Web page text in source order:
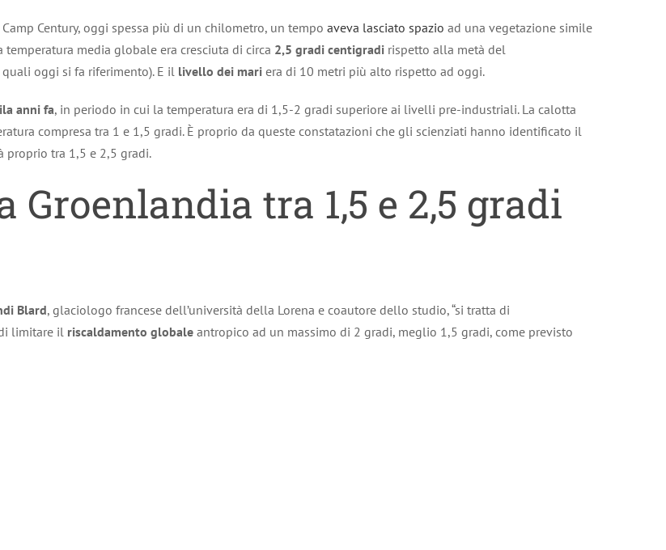
Century, oggi spessa più di un chilometro, un tempo aveva lasciato spazio ad una vegetazione simile
temperatura media globale era cresciuta di circa 2,5 gradi centigradi rispetto alla metà del
oggi si fa riferimento). E il livello dei mari era di 10 metri più alto rispetto ad oggi.
anni fa, in periodo in cui la temperatura era di 1,5-2 gradi superiore ai livelli pre-industriali. La calotta
compresa tra 1 e 1,5 gradi. È proprio da queste constatazioni che gli scienziati hanno identificato il
tra 1,5 e 2,5 gradi.
tra 1,5 e 2,5 gradi
Blard, glaciologo francese dell’università della Lorena e coautore dello studio, “si tratta di
limitare il riscaldamento globale antropico ad un massimo di 2 gradi, meglio 1,5 gradi, come previsto